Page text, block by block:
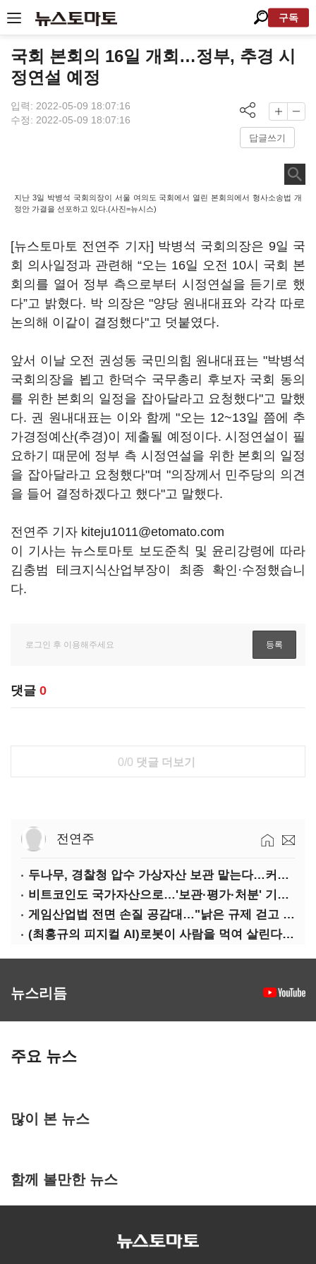
구독
국회 본회의 16일 개회…정부, 추경 시
정연설 예정
입력: 2022-05-09 18:07:16
수정: 2022-05-09 18:07:16
답글쓰기
지난 3일 박병석 국회의장이 서울 여의도 국회에서 열린 본회의에서 형사소송법 개
정안 가결을 선포하고 있다.(사진=뉴시스)
[뉴스토마토 전연주 기자] 박병석 국회의장은 9일 국
회 의사일정과 관련해 “오는 16일 오전 10시 국회 본
회의를 열어 정부 측으로부터 시정연설을 듣기로 했
다”고 밝혔다. 박 의장은 "양당 원내대표와 각각 따로
논의해 이같이 결정했다"고 덧붙였다.
앞서 이날 오전 권성동 국민의힘 원내대표는 "박병석
국회의장을 뵙고 한덕수 국무총리 후보자 국회 동의
를 위한 본회의 일정을 잡아달라고 요청했다"고 말했
다. 권 원내대표는 이와 함께 "오는 12~13일 쯤에 추
가경정예산(추경)이 제출될 예정이다. 시정연설이 필
요하기 때문에 정부 측 시정연설을 위한 본회의 일정
을 잡아달라고 요청했다"며 "의장께서 민주당의 의견
을 들어 결정하겠다고 했다"고 말했다.
전연주 기자 kiteju1011@etomato.com
이 기사는 뉴스토마토 보도준칙 및 윤리강령에 따라
김충범 테크지식산업부장이 최종 확인·수정했습니
다.
댓글 0
0/0 댓글 더보기
전연주
두나무, 경찰청 압수 가상자산 보관 맡는다…커스터디 사업 최종 낙찰
비트코인도 국가자산으로…'보관·평가·처분' 기준은 숙제
게임산업법 전면 손질 공감대…"낡은 규제 걷고 안전장치 촘촘히 해야"
(최홍규의 피지컬 AI)로봇이 사람을 먹여 살린다, 그런데 언제 먹여야 할지는 모른다
뉴스리듬
주요 뉴스
많이 본 뉴스
함께 볼만한 뉴스